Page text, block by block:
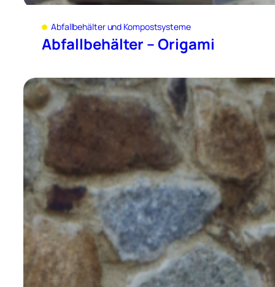
Abfallbehälter und Kompostsysteme
Abfallbehälter – Origami